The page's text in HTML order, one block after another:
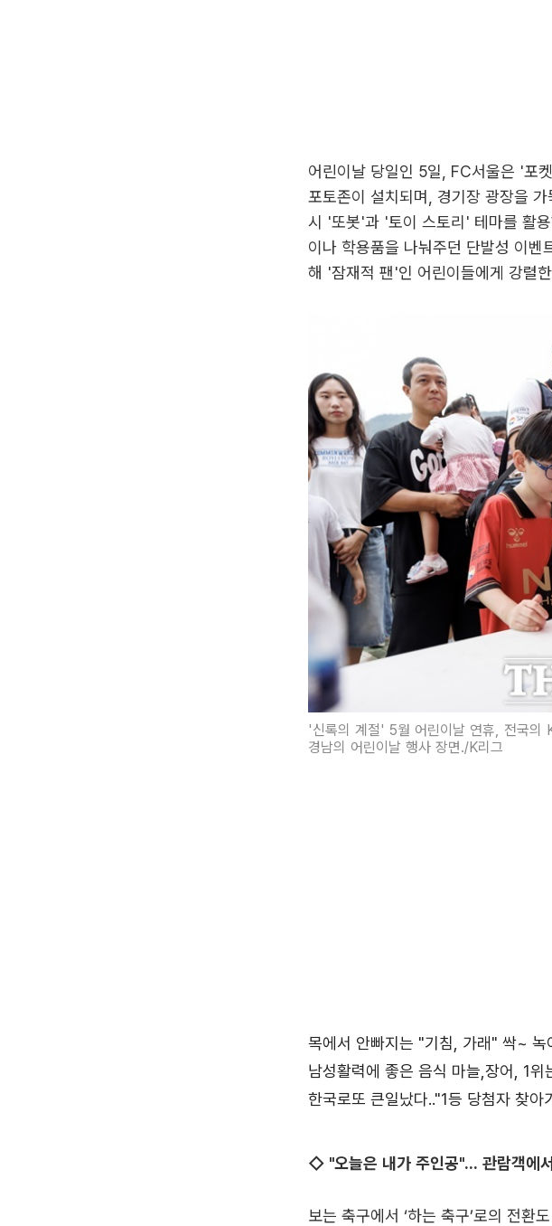
어린이날 당일인 5일, FC서울은 '포
포토존이 설치되며, 경기장 광장을
시 '또봇'과 '토이 스토리' 테마를 활
이나 학용품을 나눠주던 단발성 이
해 '잠재적 팬'인 어린이들에게 강렬
'신록의 계절' 5월 어린이날 연휴, 전국의
경남의 어린이날 행사 장면./K리그
◇ "오늘은 내가 주인공"... 관람객에
보는 축구에서 ‘하는 축구’로의 전환